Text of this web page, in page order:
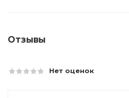
Отзывы
Нет оценок